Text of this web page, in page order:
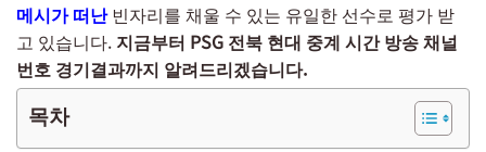
메시가 떠난빈자리를 채울 수 있는 유일한 선수로 평가 받
고 있습니다. 지금부터 PSG 전북 현대 중계 시간 방송 채널
번호 경기결과까지 알려드리겠습니다.
목차